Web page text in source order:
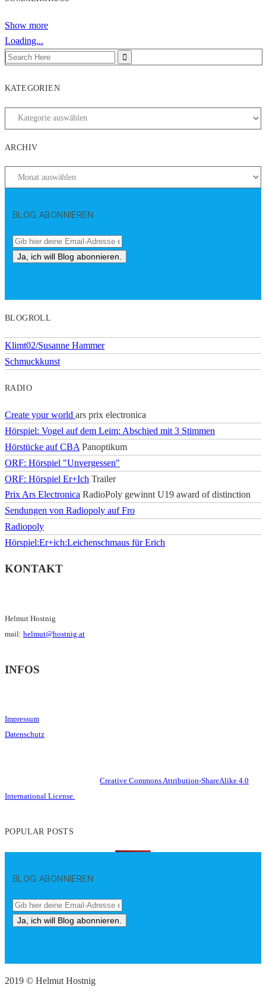
Show more
Loading...
KATEGORIEN
ARCHIV
BLOG ABONNIEREN
BLOGROLL
Klimt02/Susanne Hammer
Schmuckkunst
RADIO
Create your world ars prix electronica
Hörspiel: Vogel auf dem Leim: Abschied mit 3 Stimmen
Hörstücke auf CBA Panoptikum
ORF: Hörspiel "Unvergessen"
ORF: Hörspiel Er+Ich Trailer
Prix Ars Electronica RadioPoly gewinnt U19 award of distinction
Sendungen von Radiopoly auf Fro
Radiopoly
Hörspiel:Er+ich:Leichenschmaus für Erich
KONTAKT
Helmut Hostnig
mail: helmut@hostnig.at
INFOS
Impressum
Datenschutz
Creative Commons Attribution-ShareAlike 4.0
International License.
POPULAR POSTS
BLOG ABONNIEREN
2019 © Helmut Hostnig